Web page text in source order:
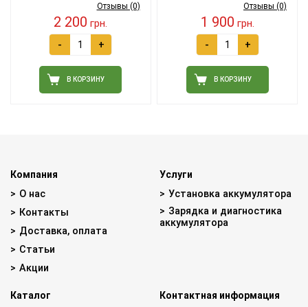
Отзывы (0)
2 200 грн.
- +
В КОРЗИНУ
Отзывы (0)
1 900 грн.
- +
В КОРЗИНУ
Компания
О нас
Контакты
Доставка, оплата
Статьи
Акции
Услуги
Установка аккумулятора
Зарядка и диагностика
аккумулятора
Каталог
Контактная информация